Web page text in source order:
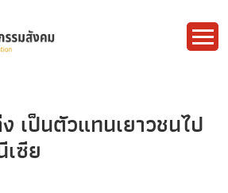
เป็นตัวแทนเยาวชนไป
ซีย